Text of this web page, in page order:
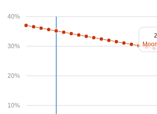
10%
20%
30%
40%